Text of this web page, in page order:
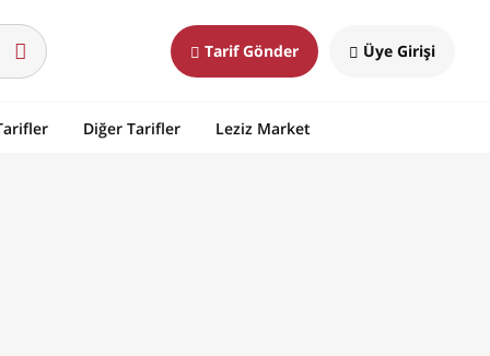
Tarif Gönder Üye Girişi
Diğer Tarifler Leziz Market